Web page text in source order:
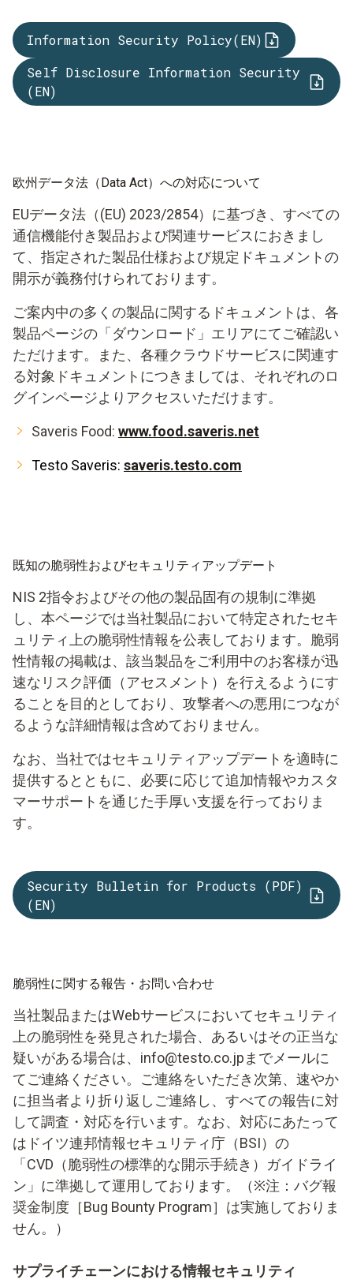
Information Security Policy(EN)
Self Disclosure Information Security
(EN)
欧州データ法（Data Act）への対応について
EUデータ法（(EU) 2023/2854）に基づき、すべての
通信機能付き製品および関連サービスにおきまし
て、指定された製品仕様および規定ドキュメントの
開示が義務付けられております。
ご案内中の多くの製品に関するドキュメントは、各
製品ページの「ダウンロード」エリアにてご確認い
ただけます。また、各種クラウドサービスに関連す
る対象ドキュメントにつきましては、それぞれのロ
グインページよりアクセスいただけます。
Saveris Food: www.food.saveris.net
Testo Saveris: saveris.testo.com
既知の脆弱性およびセキュリティアップデート
NIS 2指令およびその他の製品固有の規制に準拠
し、本ページでは当社製品において特定されたセキ
ュリティ上の脆弱性情報を公表しております。脆弱
性情報の掲載は、該当製品をご利用中のお客様が迅
速なリスク評価（アセスメント）を行えるようにす
ることを目的としており、攻撃者への悪用につなが
るような詳細情報は含めておりません。
なお、当社ではセキュリティアップデートを適時に
提供するとともに、必要に応じて追加情報やカスタ
マーサポートを通じた手厚い支援を行っておりま
す。
Security Bulletin for Products (PDF)
(EN)
脆弱性に関する報告・お問い合わせ
当社製品またはWebサービスにおいてセキュリティ
上の脆弱性を発見された場合、あるいはその正当な
疑いがある場合は、info@testo.co.jpまでメールに
てご連絡ください。ご連絡をいただき次第、速やか
に担当者より折り返しご連絡し、すべての報告に対
して調査・対応を行います。なお、対応にあたって
はドイツ連邦情報セキュリティ庁（BSI）の
「CVD（脆弱性の標準的な開示手続き）ガイドライ
ン」に準拠して運用しております。（※注：バグ報
奨金制度［Bug Bounty Program］は実施しておりま
せん。）
サプライチェーンにおける情報セキュリティ